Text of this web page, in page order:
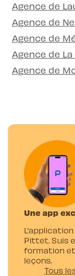
Agence de
Agence de
Agence de
Agence de
Agence de
Une app
Pittet. Suis
formation
leçons.
Tous